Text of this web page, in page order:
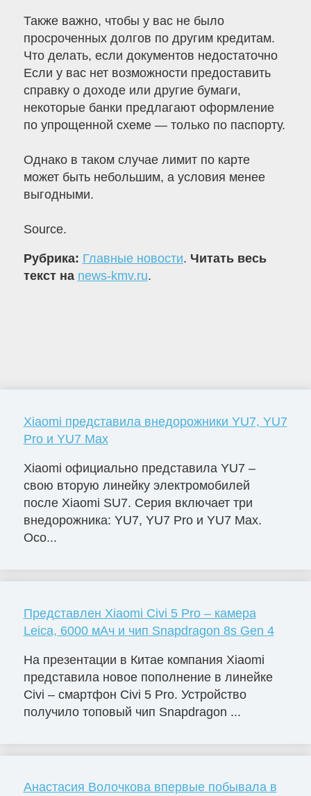
Также важно, чтобы у вас не было
просроченных долгов по другим кредитам.
Что делать, если документов недостаточно
Если у вас нет возможности предоставить
справку о доходе или другие бумаги,
некоторые банки предлагают оформление
по упрощенной схеме — только по паспорту.
Однако в таком случае лимит по карте
может быть небольшим, а условия менее
выгодными.
Source.
Рубрика: Главные новости. Читать весь
текст на news-kmv.ru.
Xiaomi представила внедорожники YU7, YU7
Pro и YU7 Max
Xiaomi официально представила YU7 –
свою вторую линейку электромобилей
после Xiaomi SU7. Серия включает три
внедорожника: YU7, YU7 Pro и YU7 Max.
Осо...
Представлен Xiaomi Civi 5 Pro – камера
Leica, 6000 мАч и чип Snapdragon 8s Gen 4
На презентации в Китае компания Xiaomi
представила новое пополнение в линейке
Civi – смартфон Civi 5 Pro. Устройство
получило топовый чип Snapdragon ...
Анастасия Волочкова впервые побывала в